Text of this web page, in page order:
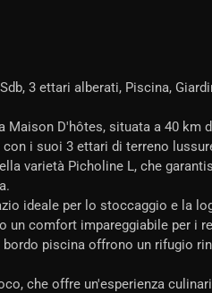
3 ettari alberati, Piscina,
Maison D'hôtes, situata a 40 km
i suoi 3 ettari di terreno
varietà Picholine L, che
ideale per lo stoccaggio e la
un comfort impareggiabile per i
piscina offrono un rifugio
che offre un'esperienza